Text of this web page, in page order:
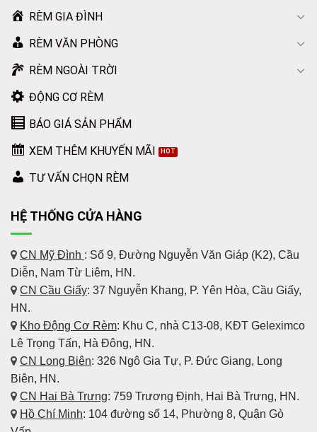
RÈM GIA ĐÌNH
RÈM VĂN PHÒNG
RÈM NGOÀI TRỜI
ĐỘNG CƠ RÈM
BÁO GIÁ SẢN PHẨM
XEM THÊM KHUYẾN MÃI
TƯ VẤN CHỌN RÈM
HỆ THỐNG CỬA HÀNG
CN Mỹ Đình : Số 9, Đường Nguyễn Văn Giáp (K2), Cầu
Diễn, Nam Từ Liêm, HN.
CN Cầu Giấy: 37 Nguyễn Khang, P. Yên Hòa, Cầu Giấy,
HN.
Kho Động Cơ Rèm: Khu C, nhà C13-08, KĐT Geleximco
Lê Trọng Tấn, Hà Đông, HN.
CN Long Biên: 326 Ngô Gia Tự, P. Đức Giang, Long
Biên, HN.
CN Hai Bà Trưng: 759 Trương Định, Hai Bà Trưng, HN.
Hồ Chí Minh: 104 đường số 14, Phường 8, Quận Gò